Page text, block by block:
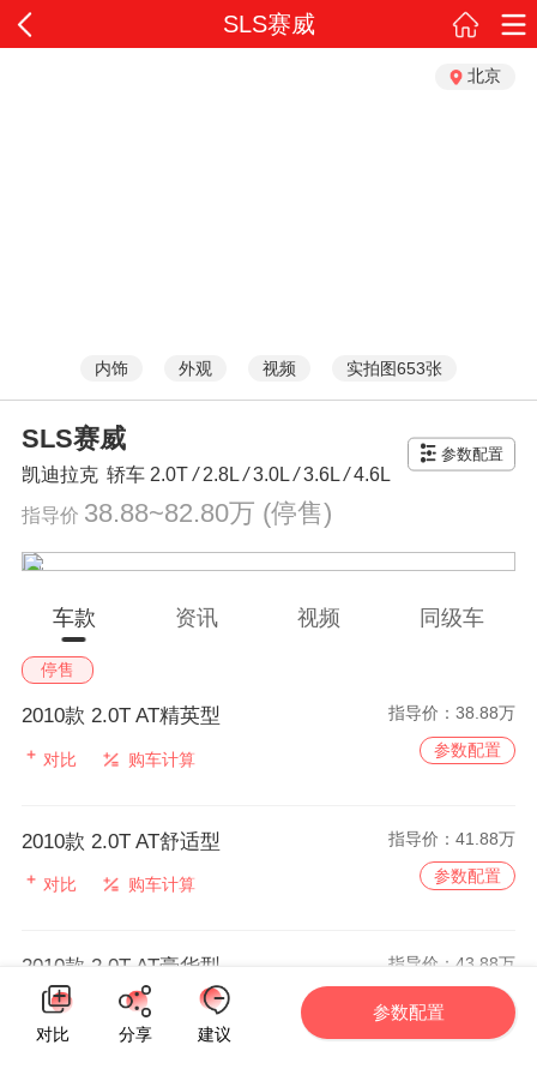
SLS赛威
北京
内饰 外观 视频 实拍图653张
SLS赛威
凯迪拉克 轿车 2.0T/2.8L/3.0L/3.6L/4.6L
参数配置
指导价 38.88~82.80万 (停售)
车款 资讯 视频 同级车
停售
2010款 2.0T AT精英型 指导价：38.88万
对比 购车计算 参数配置
2010款 2.0T AT舒适型 指导价：41.88万
对比 购车计算 参数配置
2010款 2.0T AT豪华型 指导价：43.88万
对比 购车计算
参数配置
对比
分享 建议
参数配置